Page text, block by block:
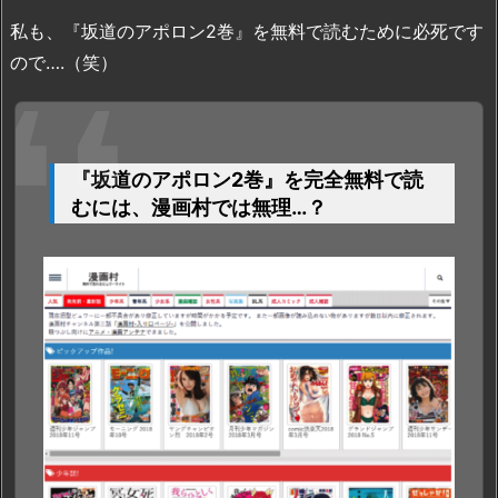
私も、『坂道のアポロン2巻』を無料で読むために必死です
ので….（笑）
『坂道のアポロン2巻』を完全無料で読
むには、漫画村では無理…？